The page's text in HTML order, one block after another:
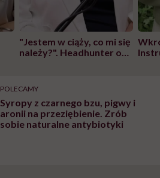
"Jestem w ciąży, co mi się
należy?". Headhunter o
pracy
POLECAMY
Syropy z czarnego bzu, pigwy i
aronii na przeziębienie. Zrób
sobie naturalne antybiotyki